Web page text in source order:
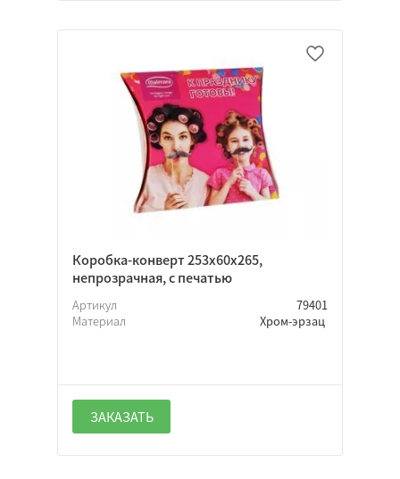
Коробка-конверт 253х60х265,
непрозрачная, с печатью
Артикул
79401
Материал
Хром-эрзац
ЗАКАЗАТЬ